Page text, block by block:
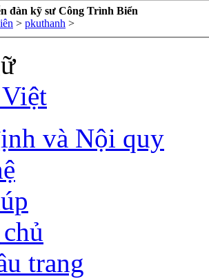
đàn kỹ sư Công Trình Biển
> pkuthanh >
và Nội quy
trang